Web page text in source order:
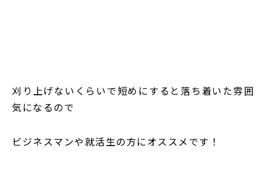
刈り上げないくらいで短めにすると落ち着いた雰囲
気になるので
ビジネスマンや就活生の方にオススメです！